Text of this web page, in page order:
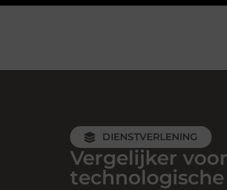
DIENSTVERLENING
Vergelijker voor